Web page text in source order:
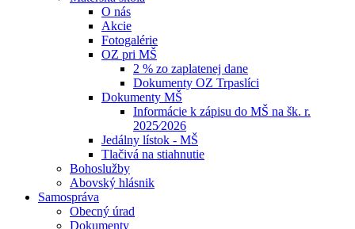
O nás
Akcie
Fotogalérie
OZ pri MŠ
2 % zo zaplatenej dane
Dokumenty OZ Trpaslíci
Dokumenty MŠ
Informácie k zápisu do MŠ na šk. r.
2025⁄2026
Jedálny lístok - MŠ
Tlačivá na stiahnutie
Bohoslužby
Abovský hlásnik
Samospráva
Obecný úrad
Dokumenty